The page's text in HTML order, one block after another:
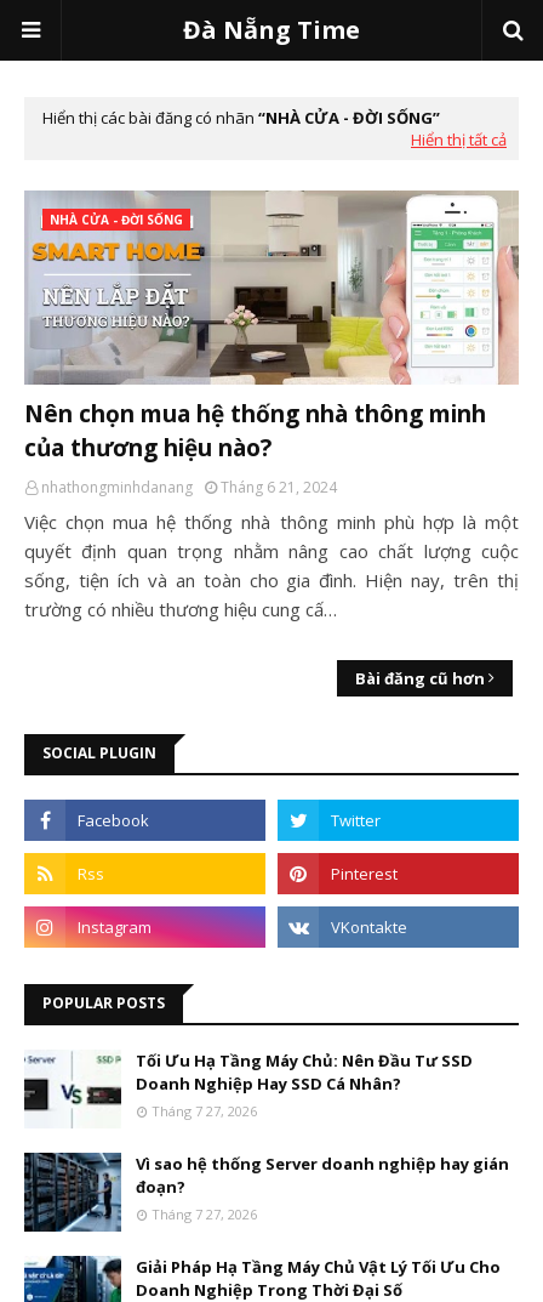
Đà Nẵng Time
Hiển thị các bài đăng có nhãn
NHÀ CỬA - ĐỜI SỐNG
Hiển thị tất cả
NHÀ CỬA - ĐỜI SỐNG
Nên chọn mua hệ thống nhà thông minh
của thương hiệu nào?
nhathongminhdanang Tháng 6 21, 2024
Việc chọn mua hệ thống nhà thông minh phù hợp là một
quyết định quan trọng nhằm nâng cao chất lượng cuộc
sống, tiện ích và an toàn cho gia đình. Hiện nay, trên thị
trường có nhiều thương hiệu cung cấ…
Bài đăng cũ hơn
SOCIAL PLUGIN
POPULAR POSTS
Tối Ưu Hạ Tầng Máy Chủ: Nên Đầu Tư SSD
Doanh Nghiệp Hay SSD Cá Nhân?
Tháng 7 27, 2026
Vì sao hệ thống Server doanh nghiệp hay gián
đoạn?
Tháng 7 27, 2026
Giải Pháp Hạ Tầng Máy Chủ Vật Lý Tối Ưu Cho
Doanh Nghiệp Trong Thời Đại Số